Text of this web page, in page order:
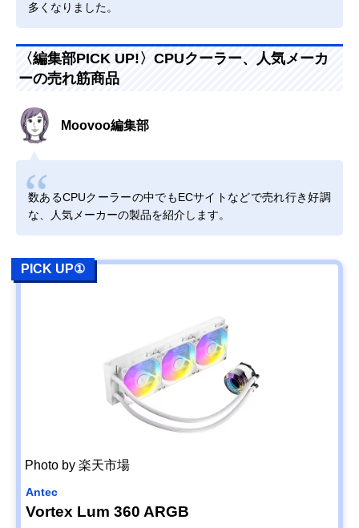
多くなりました。
〈編集部PICK UP!〉CPUクーラー、人気メーカ
ーの売れ筋商品
Moovoo編集部
数あるCPUクーラーの中でもECサイトなどで売れ行き好調
な、人気メーカーの製品を紹介します。
PICK UP①
Photo by 楽天市場
Antec
Vortex Lum 360 ARGB